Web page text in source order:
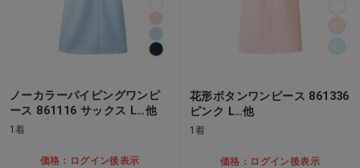
ノーカラーパイピングワンピ
ース 861116 サックス L…他
1着
価格：ログイン後表示
花形ボタンワンピース 861336
ピンク L…他
1着
価格：ログイン後表示